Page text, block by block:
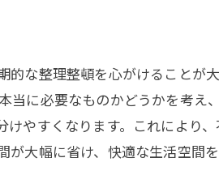
回収術
用品管理
る方法
暮らしに
な整理整頓を心がけることが
に必要なものかどうかを考え
やすくなります。これにより
大幅に省け、快適な生活空間を